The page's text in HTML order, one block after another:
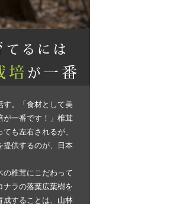
す。「食材として美
が一番です！」椎茸
も左右されるが、
提供するのが、日本
の椎茸にこだわって
ナラの落葉広葉樹を
成することは、山林